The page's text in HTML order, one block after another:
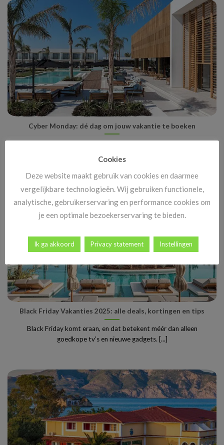
Cyber Monday: dé dag om jouw vakantie te boeken
Cyber Monday staat bekend als hét online shoppingmoment van
Black Friday Vakanties 2025: alle deals, kortingen en tips
Black Friday komt eraan, en dat betekent méér dan alleen
goedkope tv’s en nieuwe gadgets. [...]
Cookies
Deze website maakt gebruik van cookies en daarmee
vergelijkbare technologieën. Wij gebruiken functionele,
analytische, gebruikerservaring en performance cookies om
je een optimale bezoekerservaring te bieden.
Ik ga akkoord Privacy statement Instellingen